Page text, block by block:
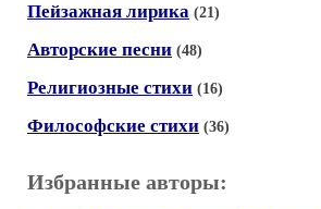
Пейзажная лирика (21)
Авторские песни (48)
Религиозные стихи (16)
Философские стихи (36)
Избранные авторы: